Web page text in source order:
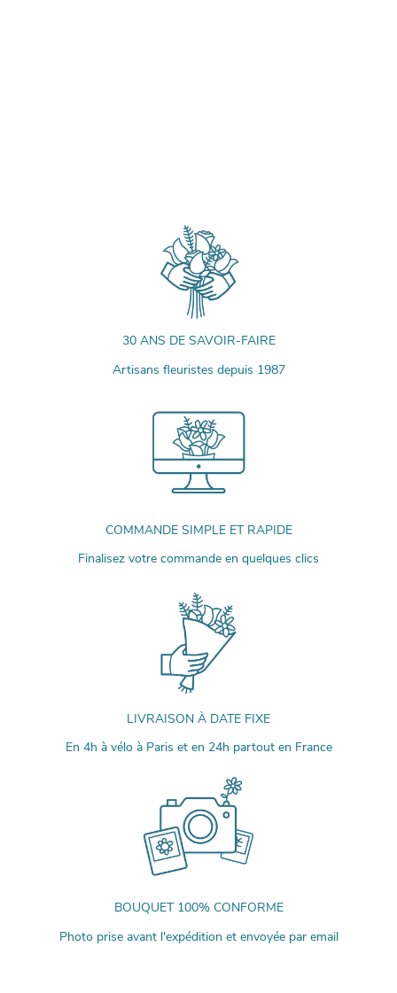
30 ANS DE SAVOIR-FAIRE
Artisans fleuristes depuis 1987
COMMANDE SIMPLE ET RAPIDE
Finalisez votre commande en quelques clics
LIVRAISON À DATE FIXE
En 4h à vélo à Paris et en 24h partout en France
BOUQUET 100% CONFORME
Photo prise avant l'expédition et envoyée par email